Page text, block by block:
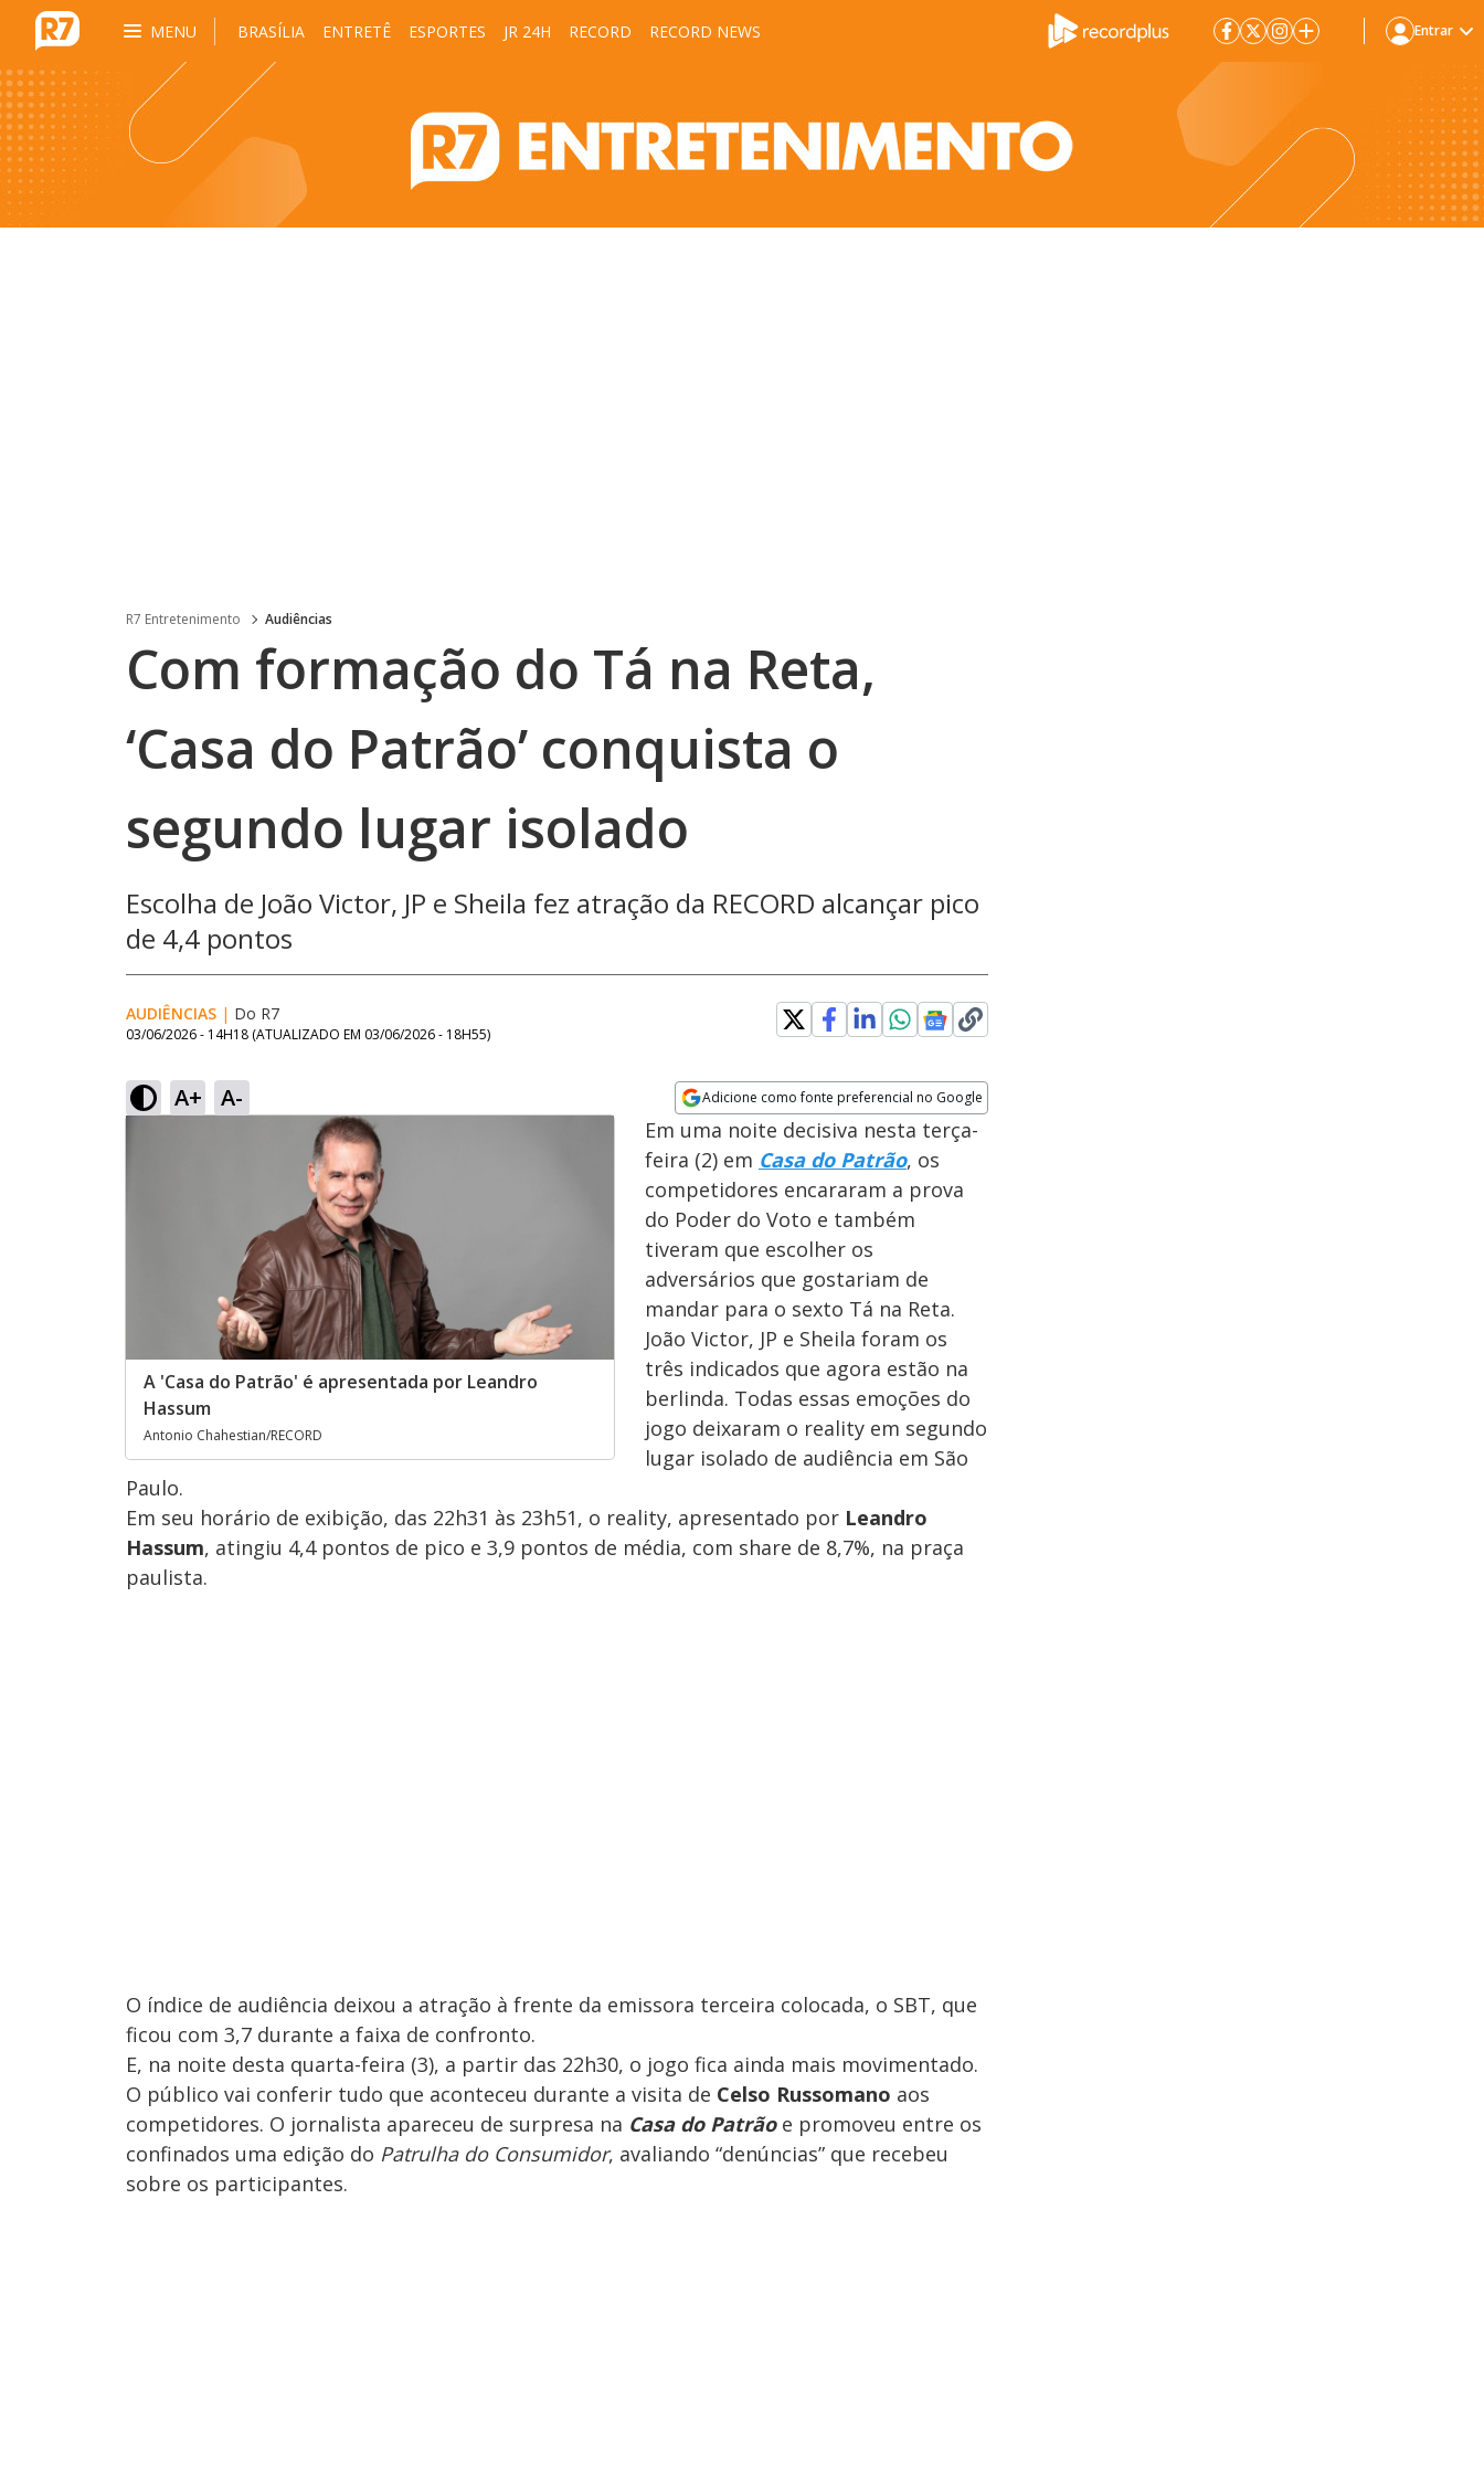
MENU BRASÍLIA ENTRETÊ ESPORTES JR 24H RECORD RECORD NEWS Entrar
R7 Entretenimento Audiências
Com formação do Tá na Reta,
‘Casa do Patrão’ conquista o
segundo lugar isolado
Escolha de João Victor, JP e Sheila fez atração da RECORD alcançar pico
de 4,4 pontos
AUDIÊNCIAS | Do R7
03/06/2026 - 14H18 (ATUALIZADO EM 03/06/2026 - 18H55)
A+ A- Adicione como fonte preferencial no Google
Opens in new window
A 'Casa do Patrão' é apresentada por Leandro
Hassum
Antonio Chahestian/RECORD
Em uma noite decisiva nesta terça-
feira (2) em Casa do Patrão, os
competidores encararam a prova
do Poder do Voto e também
tiveram que escolher os
adversários que gostariam de
mandar para o sexto Tá na Reta.
João Victor, JP e Sheila foram os
três indicados que agora estão na
berlinda. Todas essas emoções do
jogo deixaram o reality em segundo
lugar isolado de audiência em São
Paulo.
Em seu horário de exibição, das 22h31 às 23h51, o reality, apresentado por Leandro
Hassum, atingiu 4,4 pontos de pico e 3,9 pontos de média, com share de 8,7%, na praça
paulista.
O índice de audiência deixou a atração à frente da emissora terceira colocada, o SBT, que
ficou com 3,7 durante a faixa de confronto.
E, na noite desta quarta-feira (3), a partir das 22h30, o jogo fica ainda mais movimentado.
O público vai conferir tudo que aconteceu durante a visita de Celso Russomano aos
competidores. O jornalista apareceu de surpresa na Casa do Patrãoe promoveu entre os
confinados uma edição do Patrulha do Consumidor, avaliando “denúncias” que recebeu
sobre os participantes.